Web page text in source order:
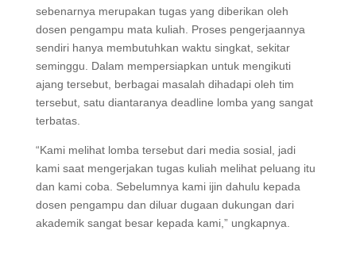
sebenarnya merupakan tugas yang diberikan oleh
dosen pengampu mata kuliah. Proses pengerjaannya
sendiri hanya membutuhkan waktu singkat, sekitar
seminggu. Dalam mempersiapkan untuk mengikuti
ajang tersebut, berbagai masalah dihadapi oleh tim
tersebut, satu diantaranya deadline lomba yang sangat
terbatas.
“Kami melihat lomba tersebut dari media sosial, jadi
kami saat mengerjakan tugas kuliah melihat peluang itu
dan kami coba. Sebelumnya kami ijin dahulu kepada
dosen pengampu dan diluar dugaan dukungan dari
akademik sangat besar kepada kami,” ungkapnya.